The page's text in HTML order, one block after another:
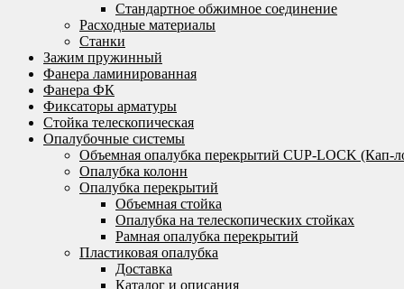
Стандартное обжимное соединение
Расходные материалы
Станки
Зажим пружинный
Фанера ламинированная
Фанера ФК
Фиксаторы арматуры
Стойка телескопическая
Опалубочные системы
Объемная опалубка перекрытий CUP-LOCK (Кап-
Опалубка колонн
Опалубка перекрытий
Объемная стойка
Опалубка на телескопических стойках
Рамная опалубка перекрытий
Пластиковая опалубка
Доставка
Каталог и описания